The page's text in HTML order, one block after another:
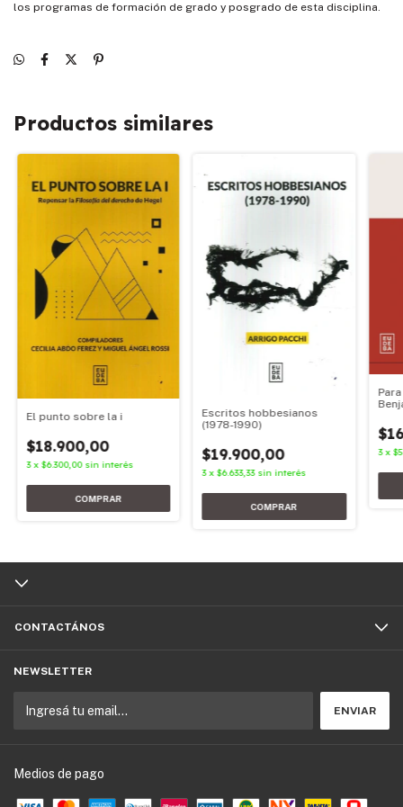
los programas de formación de grado y posgrado de esta disciplina.
Productos similares
El punto sobre la i
$18.900,00
3 x $6.300,00 sin interés
Escritos hobbesianos
(1978-1990)
$19.900,00
3 x$6.633,33 sin interés
3 x
CONTACTÁNOS
NEWSLETTER
Medios de pago